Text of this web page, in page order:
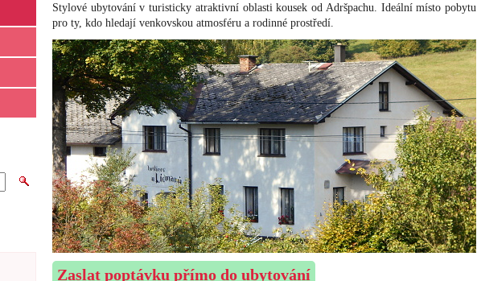
Stylové ubytování v turisticky atraktivní oblasti kousek od Adršpachu. Ideální místo pobytu
pro ty, kdo hledají venkovskou atmosféru a rodinné prostředí.
Zaslat poptávku přímo do ubytování